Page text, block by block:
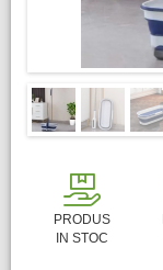
PRODUS
IN STOC